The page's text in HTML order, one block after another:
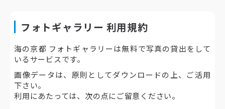
フォトギャラリー 利用規約
海の京都 フォトギャラリーは無料で写真の貸出をして
いるサービスです。
画像データは、原則としてダウンロードの上、ご活用
下さい。
利用にあたっては、次の点にご留意ください。